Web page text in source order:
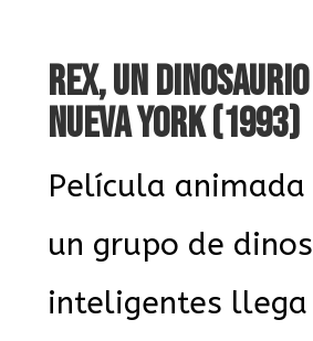
REX, UN
NUEVA YORK (1993)
Película animada
un grupo de
inteligentes llega